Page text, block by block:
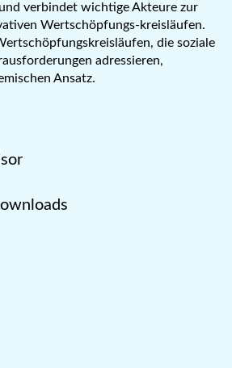
verbindet wichtige Akteure zur
Wertschöpfungs-kreisläufen.
die soziale
adressieren,
Ansatz.